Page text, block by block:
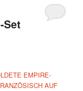
Set
EMPIRE-
AUF